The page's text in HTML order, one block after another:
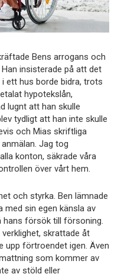
Bens arrogans och
insisterade på att det
ett hus borde bidra, trots
hypotekslån,
lugnt att han skulle
tydligt att han inte skulle
och Mias skriftliga
Jag tog
konton, säkrade våra
över vårt hem.
och styrka. Ben lämnade
med sin egen känsla av
hans försök till försoning.
skrattade åt
upp förtroendet igen. Även
som kommer av
av stöld eller